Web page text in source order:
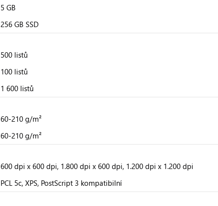
5 GB
256 GB SSD
500 listů
100 listů
1 600 listů
60-210 g/m²
60-210 g/m²
600 dpi x 600 dpi, 1.800 dpi x 600 dpi, 1.200 dpi x 1.200 dpi
PCL 5c, XPS, PostScript 3 kompatibilní